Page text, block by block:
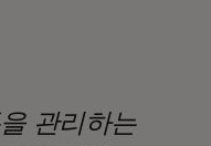
관리하는